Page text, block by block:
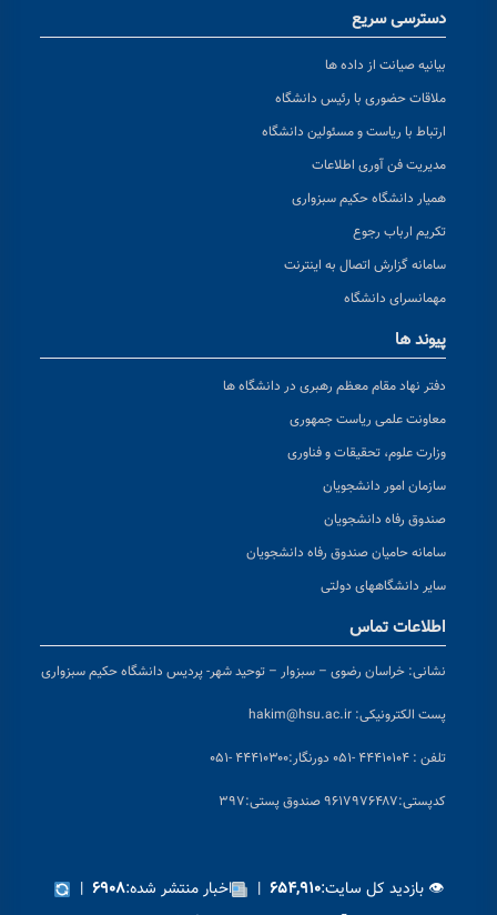
دسترسی سریع
بیانیه صیانت از داده ها
ملاقات حضوری با رئیس دانشگاه
ارتباط با ریاست و مسئولین دانشگاه
مدیریت فن آوری اطلاعات
همیار دانشگاه حکیم سبزواری
تکریم ارباب رجوع
سامانه گزارش اتصال به اینترنت
مهمانسرای دانشگاه
پیوند ها
دفتر نهاد مقام معظم رهبری در دانشگاه ها
معاونت علمی ریاست جمهوری
وزارت علوم، تحقیقات و فناوری
سازمان امور دانشجویان
صندوق رفاه دانشجویان
سامانه حامیان صندوق رفاه دانشجویان
سایر دانشگاههای دولتی
اطلاعات تماس
نشانی: خراسان رضوی – سبزوار – توحید شهر- پردیس دانشگاه حکیم سبزواری
پست الکترونیکی: hakim@hsu.ac.ir
تلفن : ۴۴۴۱۰۱۰۴ -۰۵۱ دورنگار:۴۴۴۱۰۳۰۰ -۰۵۱
کدپستی:۹۶۱۷۹۷۶۴۸۷ صندوق پستی:۳۹۷
👁 بازدید کل سایت:۶۵۴,۹۱۰ | اخبار منتشر شده:۶۹۰۸ |